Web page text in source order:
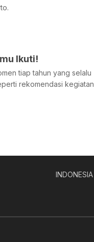
Ikuti!
tiap tahun yang selalu
rekomendasi kegiatan
INDONESIA